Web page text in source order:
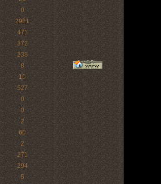
0
2981
471
372
238
8
10
527
0
0
2
60
2
271
294
5